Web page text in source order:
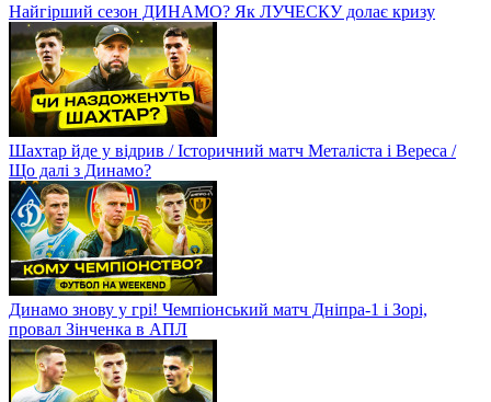
Найгірший сезон ДИНАМО? Як ЛУЧЕСКУ долає кризу
Шахтар йде у відрив / Історичний матч Металіста і Вереса /
Що далі з Динамо?
Динамо знову у грі! Чемпіонський матч Дніпра-1 і Зорі,
провал Зінченка в АПЛ